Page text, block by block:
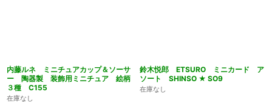
内藤ルネ ミニチュアカップ＆ソーサ
ー 陶器製 装飾用ミニチュア 絵柄
３種 C155
在庫なし
鈴木悦郎 ETSURO ミニカード ア
ソート SHINSO ★ SO9
在庫なし